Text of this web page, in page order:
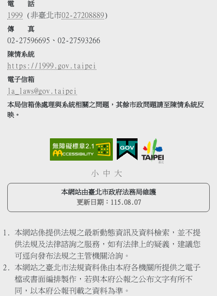
電 話
1999 (非臺北市02-27208889)
傳 真
02-27596695、02-27593266
陳情系統
https://1999.gov.taipei
電子信箱
la_laws@gov.taipei
本局信箱係處理與系統相關之問題，其餘市政問題請至陳情系統反
映。
小 中 大
本網站由臺北市政府法務局維護
更新日期： 115.08.07
本網站係提供法規之最新動態資訊及資料檢索，並不提
供法規及法律諮詢之服務，如有法律上的疑義，建議您
可逕向發布法規之主管機關洽詢。
本網站之臺北市法規資料係由本府各機關所提供之電子
檔或書面編排製作，若與本府公報之公布文字有所不
同，以本府公報刊載之資料為準。